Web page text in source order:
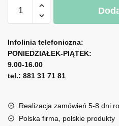
Tatuaż
z
koprem
Infolinia telefoniczna:
PONIEDZIAŁEK-PIĄTEK:
9.00-16.00
tel.: 881 31 71 81
Realizacja zamówień 5-8 dni
Polska firma, polskie produkty